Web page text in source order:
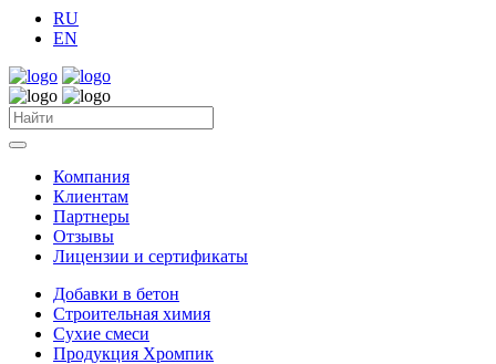
RU
EN
Компания
Клиентам
Партнеры
Отзывы
Лицензии и сертификаты
Добавки в бетон
Строительная химия
Сухие смеси
Продукция Хромпик